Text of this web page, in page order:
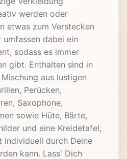
werden oder
etwas zum Verstecken
dabei ein
sodass es immer
gibt. Enthalten sind in
aus lustigen
Perücken,
Saxophone,
sowie Hüte, Bärte,
und eine Kreidetafel,
individuell durch Deine
kann. Lass' Dich